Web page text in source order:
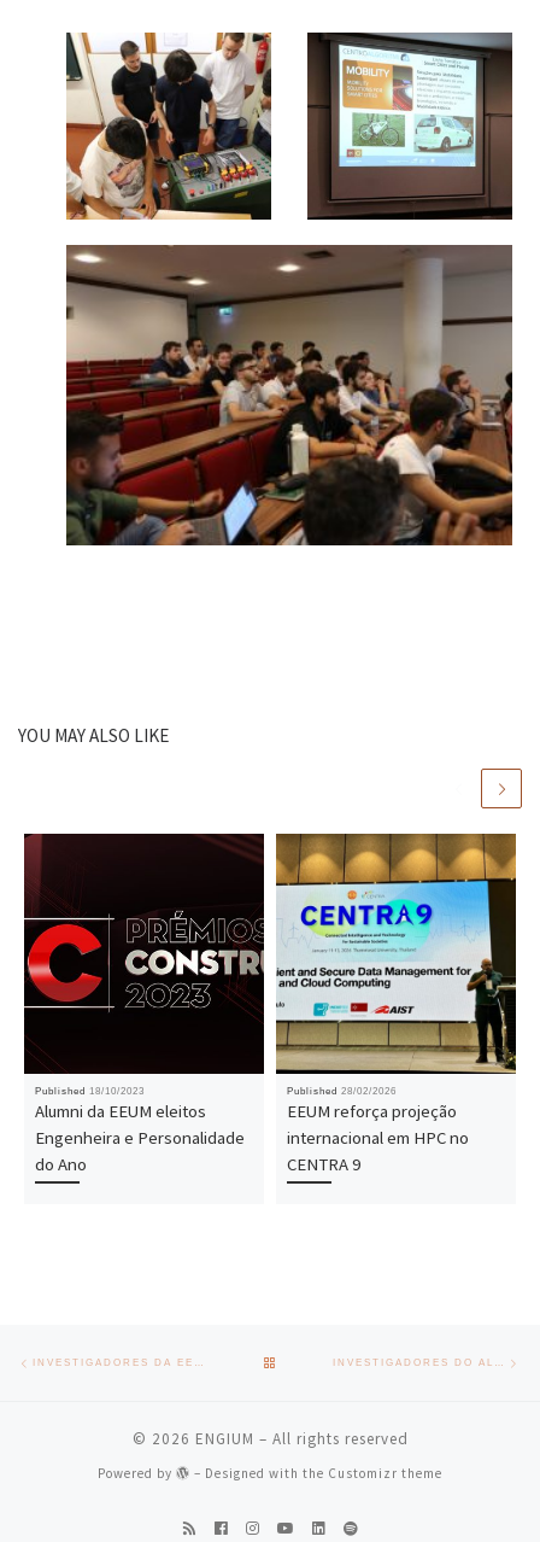
YOU MAY ALSO LIKE
Published 18/10/2023
Alumni da EEUM eleitos
Engenheira e Personalidade
do Ano
Published 28/02/2026
EEUM reforça projeção
internacional em HPC no
CENTRA 9
Post navigation INVESTIGADORES DA EEUM CONTRIBUEM PARA REFORÇO DA SEGURANÇA NA MOBILIDADE URBANA BACK TO POST LIST INVESTIGADORES DO ALGORITMI VENCEM BEST PAPER AWARD NA ICCSA 2023
© 2026 ENGIUM – All rights reserved
Powered by – Designed with the Customizr theme